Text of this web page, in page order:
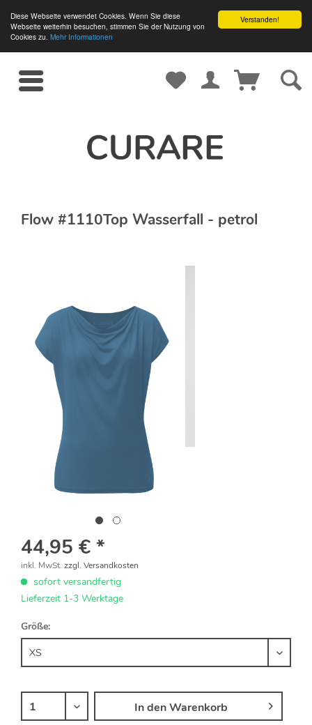
Verstanden!
Diese Webseite verwendet Cookies. Wenn Sie diese
Webseite weiterhin besuchen, stimmen Sie der Nutzung von
Cookies zu. Mehr Informationen
Flow #1110Top Wasserfall - petrol
44,95 € *
inkl. MwSt. zzgl. Versandkosten
sofort versandfertig
Lieferzeit 1-3 Werktage
Größe:
In denWarenkorb